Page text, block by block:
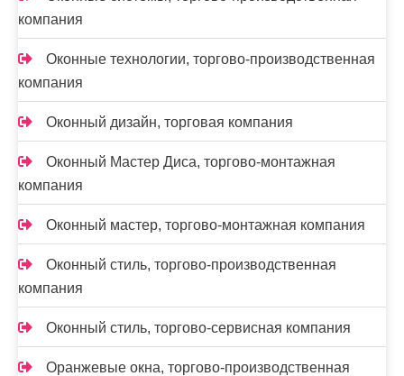
компания
Оконные технологии, торгово-производственная
компания
Оконный дизайн, торговая компания
Оконный Мастер Диса, торгово-монтажная
компания
Оконный мастер, торгово-монтажная компания
Оконный стиль, торгово-производственная
компания
Оконный стиль, торгово-сервисная компания
Оранжевые окна, торгово-производственная